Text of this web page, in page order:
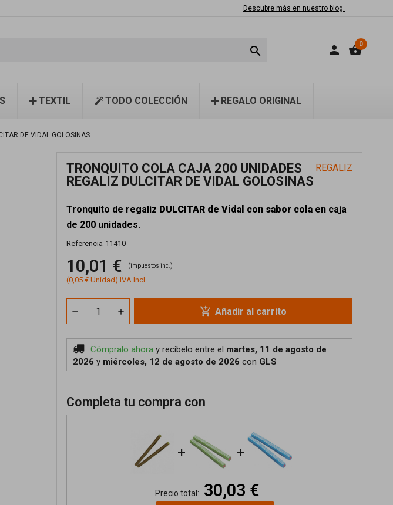
Descubre más en nuestro blog.
 person shopping_basket0
TEXTIL TODO COLECCIÓN REGALO ORIGINAL
DE VIDAL GOLOSINAS
REGALIZ
TRONQUITO COLA CAJA 200 UNIDADES
REGALIZ DULCITAR DE VIDAL GOLOSINAS
Tronquito de regaliz DULCITAR de Vidal con sabor cola en caja
de 200 unidades.
Referencia 11410
10,01 € (impuestos inc.)
(0,05 € Unidad) IVA Incl.
add_shopping_cart Añadir al carrito
Cómpralo ahoray recíbeloentre el martes, 11 de agosto de
2026 y miércoles, 12 de agosto de 2026 con GLS
Completa tu compra con
+ +
Precio total: 30,03 €